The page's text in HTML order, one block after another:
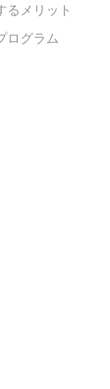
るメリット
ログラム